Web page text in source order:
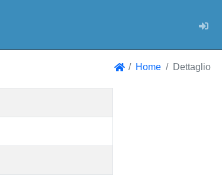
Home Dettaglio